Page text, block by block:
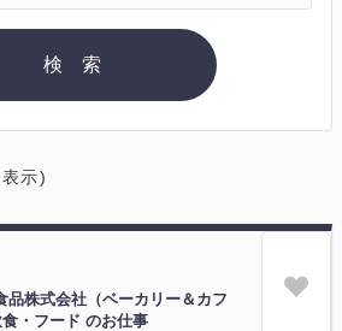
示)
品株式会社（ベーカリー＆カフ
・フード のお仕事